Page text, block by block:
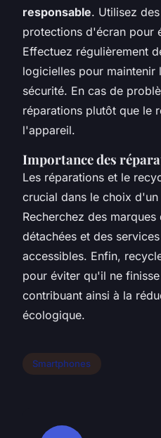
responsable. Utilisez
protections d'écran pour
Effectuez régulièrement
logicielles pour maintenir
sécurité. En cas de
réparations plutôt que le
l'appareil.
Importance des
Les réparations et le
crucial dans le choix d'un
Recherchez des
détachées et des
accessibles. Enfin,
pour éviter qu'il ne
contribuant ainsi à la
écologique.
Smartphones